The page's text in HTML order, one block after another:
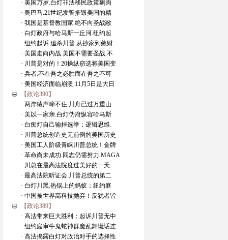
· 美国万岁.白灯非法移民政策剜肉
· 奥巴马.21世纪发誓摧毁美国的精
· 我国是基督教国家.绝不向圣战敞
· 白灯政府与哈马斯一丘河.纽约起
· 纽约起诉.追杀川普.从抄家到敛财
· 美国走向内战.美国不需要圣战.不
· 川普是对的！20操纵窃选将美国变
· 兵者.不在吾之必胜而在吾之不可
· 美国经济面临崩溃.11月5日是大日
【政论390】
· 两岸猿声啼不住.川舟已过万重山.
· 美以一家亲.白灯伪府纵容哈马斯
· 白痴灯自己输掉选举；逻辑思维.
· 川普总统创造史无前例的美国历史
· 美国工人阶级青睐川普总统！金牌
· 革命尚未成功.同志仍需努力.MAGA
· 川总在最高法院度过美好的一天.
· 最高法院听证会.川普总统的第二
· 白灯川黑.热锅上的蚂蚁；纽约庭
· 中国被世界高科技抛弃！反犹者皆
【政论389】
· 高法带来巨大胜利；起诉川普无中
· 纽约庭审牛鬼蛇神群魔乱舞谎话连
· 高法揭露白灯对政治对手的选择性